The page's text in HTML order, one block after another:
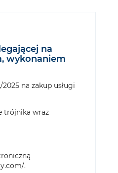
na
wykonaniem
na zakup usługi
trójnika wraz
.